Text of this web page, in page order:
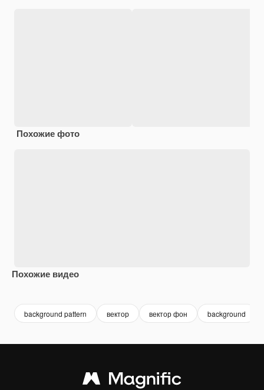
Похожие фото
Похожие видео
background pattern вектор вектор фон background